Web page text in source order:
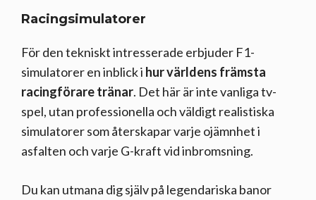
Racingsimulatorer
För den tekniskt intresserade erbjuder F1-
simulatorer en inblick i hur världens främsta
racingförare tränar. Det här är inte vanliga tv-
spel, utan professionella och väldigt realistiska
simulatorer som återskapar varje ojämnhet i
asfalten och varje G-kraft vid inbromsning.
Du kan utmana dig själv på legendariska banor